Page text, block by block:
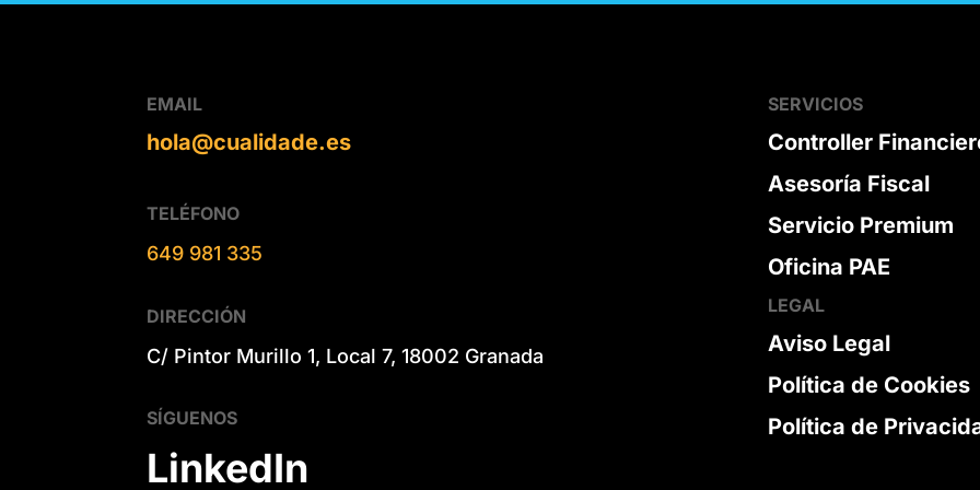
EMAIL
hola@cualidade.es
TELÉFONO
649 981 335
DIRECCIÓN
C/ Pintor Murillo 1, Local 7, 18002 Granada
SÍGUENOS
LinkedIn
SERVICIOS
Controller
Asesoría Fiscal
Servicio Premium
Oficina PAE
LEGAL
Aviso Legal
Política de Cookies
Política de